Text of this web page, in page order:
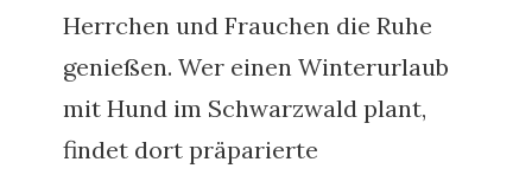
Herrchen und Frauchen die Ruhe
genießen. Wer einen Winterurlaub
mit Hund im Schwarzwald plant,
findet dort präparierte